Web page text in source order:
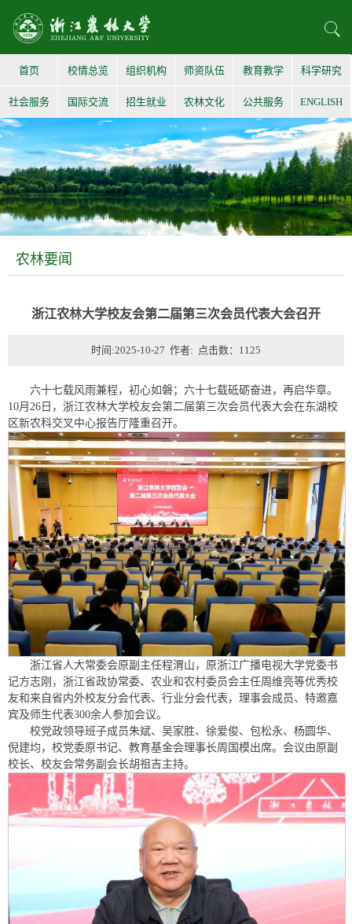
首页 校情总览 组织机构 师资队伍 教育教学 科学研究
社会服务 国际交流 招生就业 农林文化 公共服务 ENGLISH
农林要闻
浙江农林大学校友会第二届第三次会员代表大会召开
时间:2025-10-27 作者: 点击数： 1125
六十七载风雨兼程，初心如磐；六十七载砥砺奋进，再启华章。
10月26日，浙江农林大学校友会第二届第三次会员代表大会在东湖校
区新农科交叉中心报告厅隆重召开。
浙江省人大常委会原副主任程渭山，原浙江广播电视大学党委书
记方志刚，浙江省政协常委、农业和农村委员会主任周维亮等优秀校
友和来自省内外校友分会代表、行业分会代表，理事会成员、特邀嘉
宾及师生代表300余人参加会议。
校党政领导班子成员朱斌、吴家胜、徐爱俊、包松永、杨圆华、
倪建均，校党委原书记、教育基金会理事长周国模出席。会议由原副
校长、校友会常务副会长胡祖吉主持。